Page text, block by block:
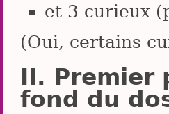
et 3 curieux
(Oui, certains
Premier
fond du